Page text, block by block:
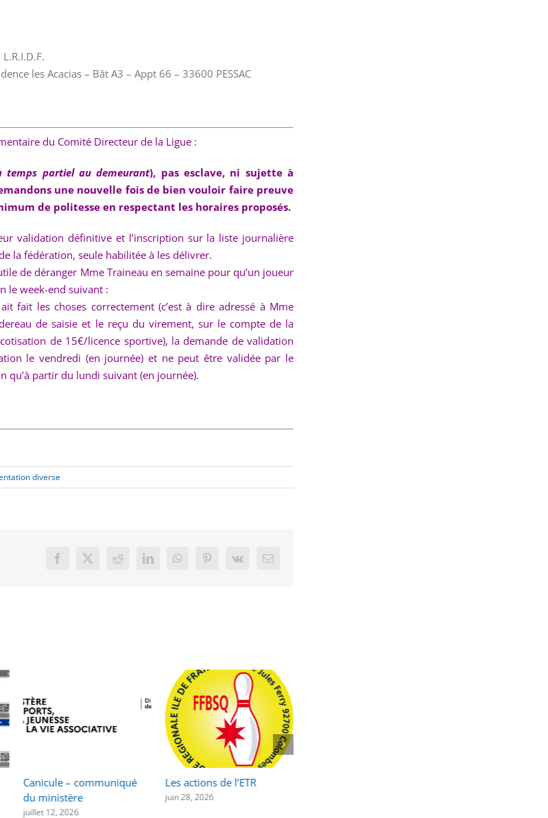
les Acacias – Bât A3 – Appt 66 – 33600 PESSAC
du Comité Directeur de la Ligue :
temps partiel au demeurant), pas esclave, ni sujette à
une nouvelle fois de bien vouloir faire preuve
de politesse en respectant les horaires proposés.
validation définitive et l’inscription sur la liste journalière
la fédération, seule habilitée à les délivrer.
de déranger Mme Traineau en semaine pour qu’un joueur
le week-end suivant :
fait les choses correctement (c’est à dire adressé à Mme
de saisie et le reçu du virement, sur le compte de la
de 15€/licence sportive), la demande de validation
le vendredi (en journée) et ne peut être validée par le
qu’à partir du lundi suivant (en journée).
diverse
Facebook
X Reddit LinkedInWhatsAppPinterest
Vk Email
Canicule – communiqué
du ministère
juillet 12, 2026
Les actions de l’ETR
juin 28, 2026